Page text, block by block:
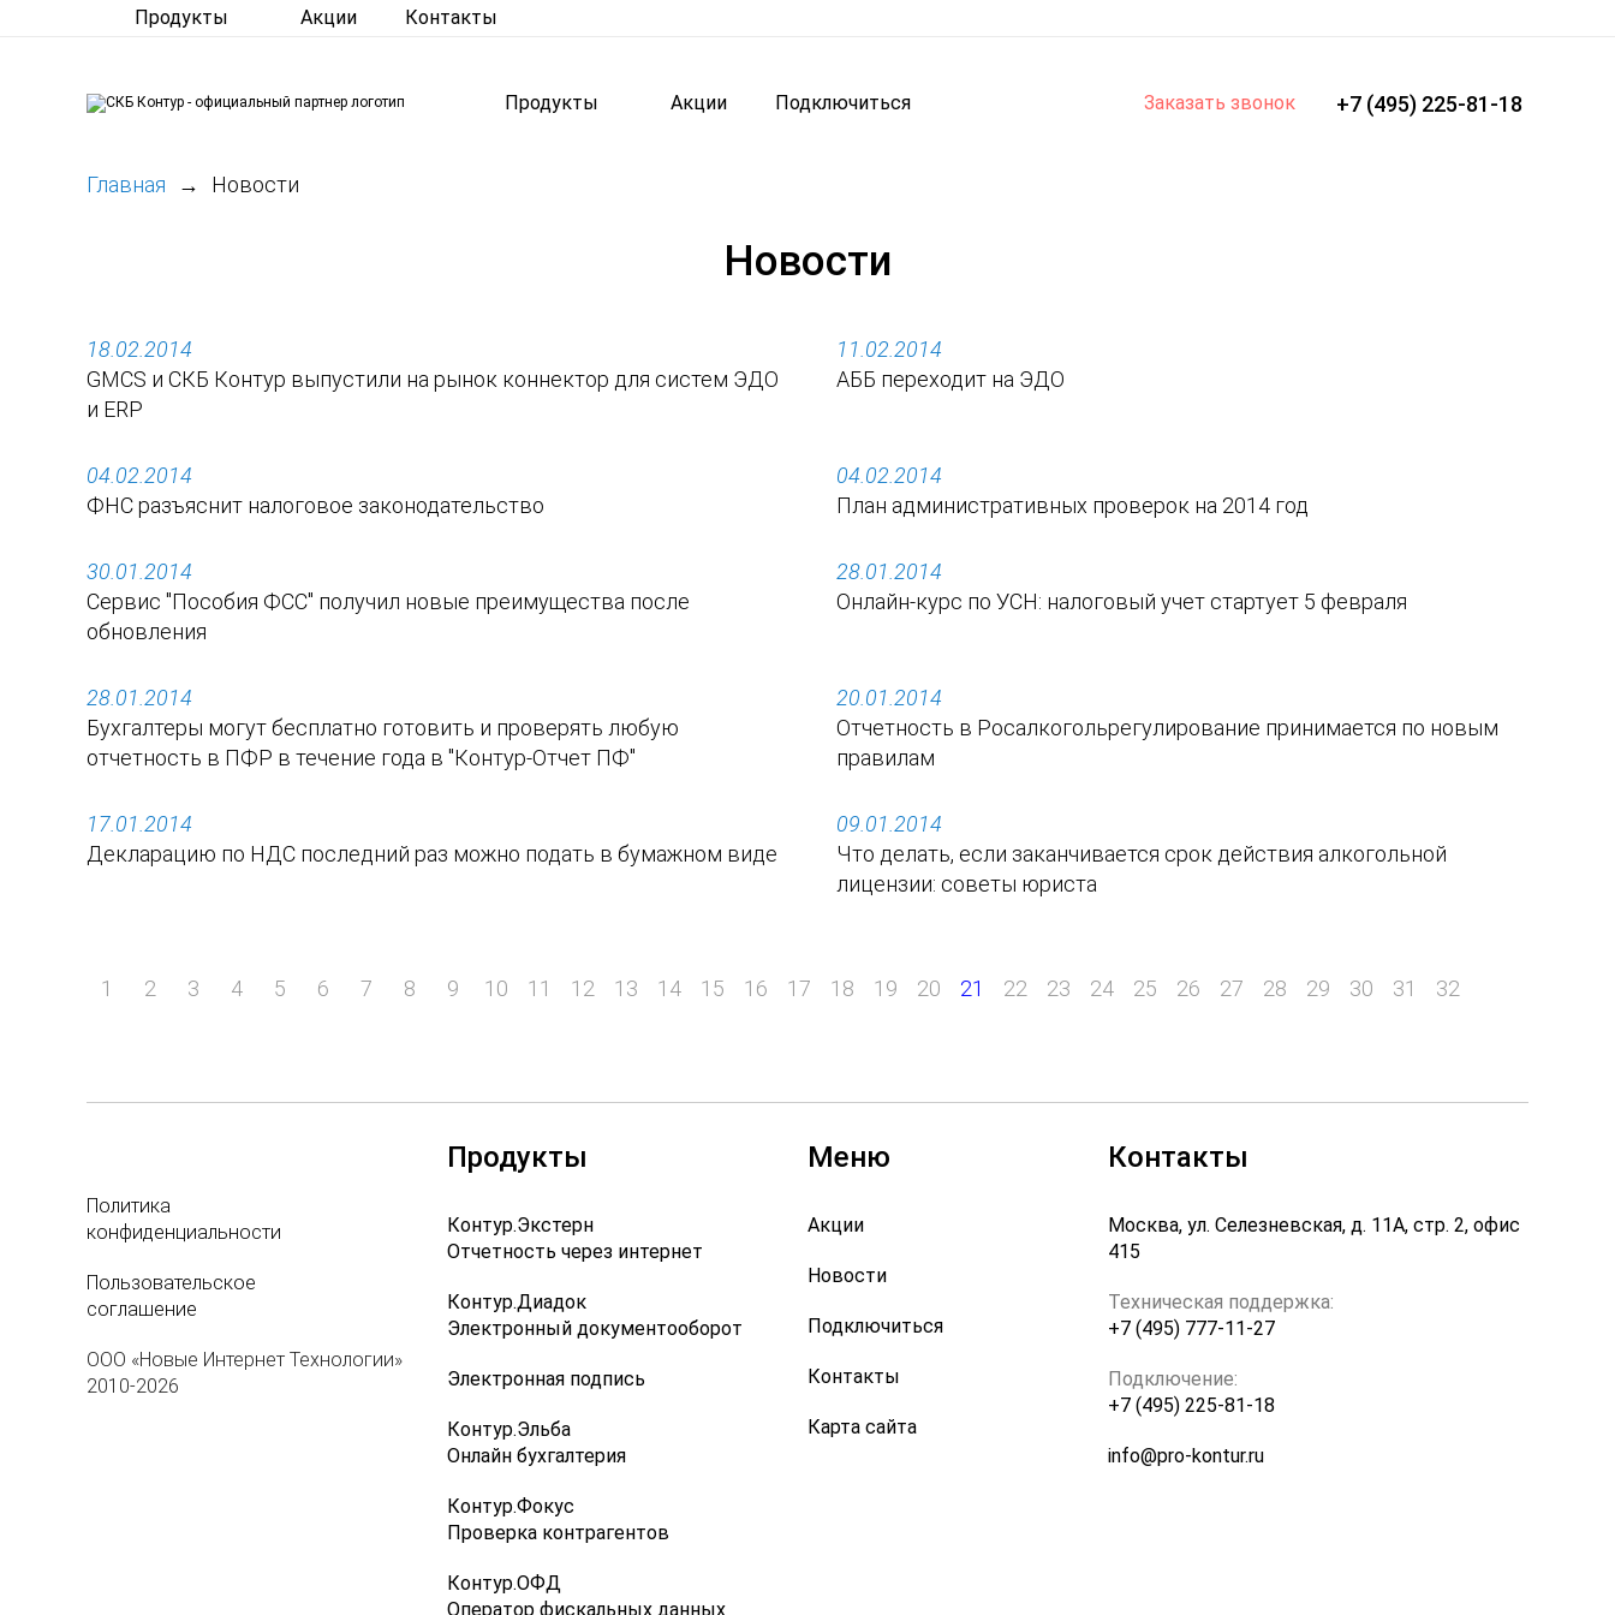
Продукты Акции Контакты
Продукты Акции Подключиться Заказать звонок +7 (495) 225-81-18
Главная Новости
Новости
18.02.2014
GMCS и СКБ Контур выпустили на рынок коннектор для систем ЭДО
и ERP
11.02.2014
АББ переходит на ЭДО
04.02.2014
ФНС разъяснит налоговое законодательство
04.02.2014
План административных проверок на 2014 год
30.01.2014
Сервис "Пособия ФСС" получил новые преимущества после
обновления
28.01.2014
Онлайн-курс по УСН: налоговый учет стартует 5 февраля
28.01.2014
Бухгалтеры могут бесплатно готовить и проверять любую
отчетность в ПФР в течение года в "Контур-Отчет ПФ"
20.01.2014
Отчетность в Росалкогольрегулирование принимается по новым
правилам
17.01.2014
Декларацию по НДС последний раз можно подать в бумажном виде
09.01.2014
Что делать, если заканчивается срок действия алкогольной
лицензии: советы юриста
1 2 3 4 5 6 7 8 9 10 11 12 13 14 15 16 17 18 19 20 21 22 23 24 25 26 27 28 29 30 31 32
Политика
конфиденциальности
Пользовательское
соглашение
ООО «Новые Интернет Технологии»
2010-2026
Продукты
Контур.Экстерн
Отчетность через интернет
Контур.Диадок
Электронный документооборот
Электронная подпись
Контур.Эльба
Онлайн бухгалтерия
Контур.Фокус
Проверка контрагентов
Контур.ОФД
Оператор фискальных данных
Меню
Акции
Новости
Подключиться
Контакты
Карта сайта
Контакты
Москва, ул. Селезневская, д. 11А, стр. 2, офис
415
Техническая поддержка:
+7 (495) 777-11-27
Подключение:
+7 (495) 225-81-18
info@pro-kontur.ru